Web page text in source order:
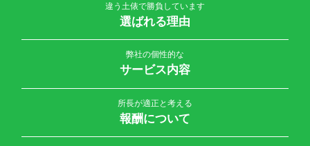
違う土俵で勝負しています
選ばれる理由
弊社の個性的な
サービス内容
所長が適正と考える
報酬について